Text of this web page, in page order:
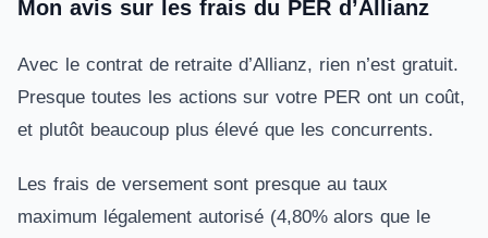
Mon avis sur les frais du PER d’Allianz
Avec le contrat de retraite d’Allianz, rien n’est gratuit.
Presque toutes les actions sur votre PER ont un coût,
et plutôt beaucoup plus élevé que les concurrents.
Les frais de versement sont presque au taux
maximum légalement autorisé (4,80% alors que le